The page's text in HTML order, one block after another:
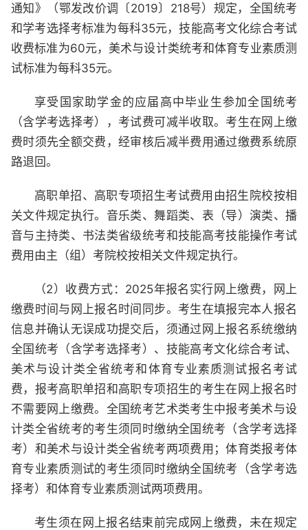
通知》（鄂发改价调〔2019〕218号）规定，全国统考
和学考选择考标准为每科35元，技能高考文化综合考试
收费标准为60元，美术与设计类统考和体育专业素质测
试标准为每科35元。
享受国家助学金的应届高中毕业生参加全国统考
（含学考选择考），考试费可减半收取。考生在网上缴
费时须先全额交费，经审核后减半费用通过缴费系统原
路退回。
高职单招、高职专项招生考试费用由招生院校按相
关文件规定执行。音乐类、舞蹈类、表（导）演类、播
音与主持类、书法类省级统考和技能高考技能操作考试
费用由主（组）考院校按相关文件规定执行。
（2）收费方式：2025年报名实行网上缴费，网上
缴费时间与网上报名时间同步。考生在填报完本人报名
信息并确认无误成功提交后，须通过网上报名系统缴纳
全国统考（含学考选择考）、技能高考文化综合考试、
美术与设计类全省统考和体育专业素质测试报名考试
费，报考高职单招和高职专项招生的考生在网上报名时
不需要网上缴费。全国统考艺术类考生中报考美术与设
计类全省统考的考生须同时缴纳全国统考（含学考选择
考）和美术与设计类全省统考两项费用；体育类报考体
育专业素质测试的考生须同时缴纳全国统考（含学考选
择考）和体育专业素质测试两项费用。
考生须在网上报名结束前完成网上缴费，未在规定